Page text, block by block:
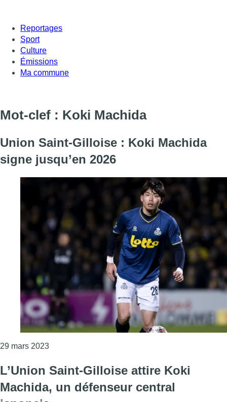
Reportages
Sport
Culture
Émissions
Ma commune
Mot-clef : Koki Machida
Union Saint-Gilloise : Koki Machida
signe jusqu’en 2026
29 mars 2023Consulter l'article "Union Saint-Gilloise : Koki
L’Union Saint-Gilloise attire Koki
Machida, un défenseur central